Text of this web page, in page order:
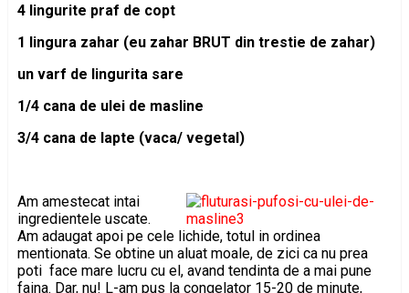
4 lingurite praf de copt
1 lingura zahar (eu zahar BRUT din trestie de zahar)
un varf de lingurita sare
1/4 cana de ulei de masline
3/4 cana de lapte (vaca/ vegetal)
Am amestecat intai
ingredientele uscate.
Am adaugat apoi pe cele lichide, totul in ordinea
mentionata. Se obtine un aluat moale, de zici ca nu prea
poti face mare lucru cu el, avand tendinta de a mai pune
faina. Dar, nu! L-am pus la congelator 15-20 de minute,